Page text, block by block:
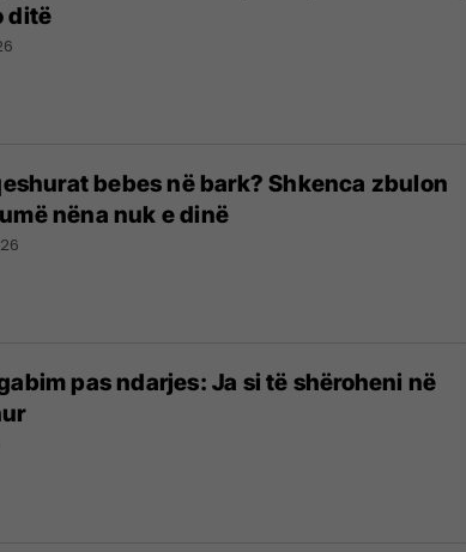
ditë
bebes në bark? Shkenca zbulon
nëna nuk e dinë
pas ndarjes: Ja si të shëroheni në